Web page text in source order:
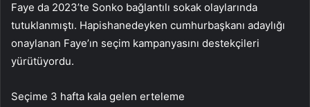
Faye da 2023’te Sonko bağlantılı sokak olaylarında
tutuklanmıştı. Hapishanedeyken cumhurbaşkanı adaylığı
onaylanan Faye’ın seçim kampanyasını destekçileri
yürütüyordu.
Seçime 3 hafta kala gelen erteleme